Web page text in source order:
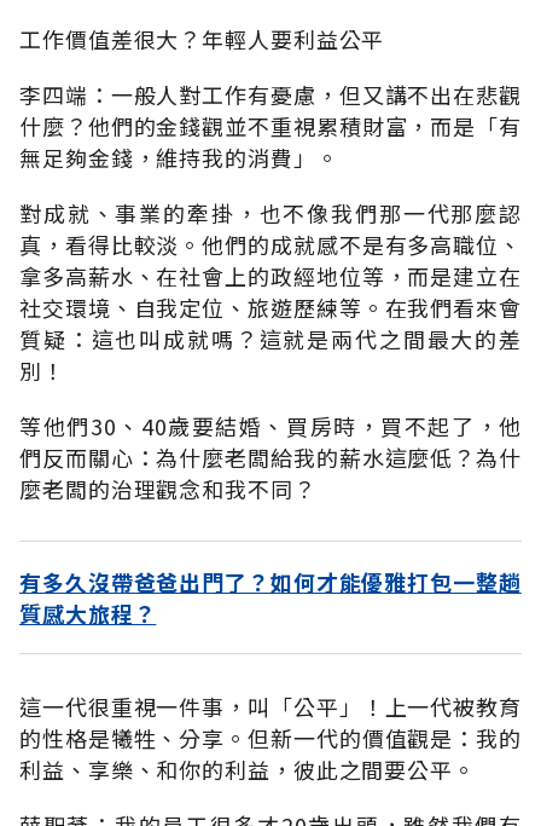
工作價值差很大？年輕人要利益公平
李四端：一般人對工作有憂慮，但又講不出在悲觀
什麼？他們的金錢觀並不重視累積財富，而是「有
無足夠金錢，維持我的消費」。
對成就、事業的牽掛，也不像我們那一代那麼認
真，看得比較淡。他們的成就感不是有多高職位、
拿多高薪水、在社會上的政經地位等，而是建立在
社交環境、自我定位、旅遊歷練等。在我們看來會
質疑：這也叫成就嗎？這就是兩代之間最大的差
別！
等他們30、40歲要結婚、買房時，買不起了，他
們反而關心：為什麼老闆給我的薪水這麼低？為什
麼老闆的治理觀念和我不同？
有多久沒帶爸爸出門了？如何才能優雅打包一整趟
質感大旅程？
這一代很重視一件事，叫「公平」！上一代被教育
的性格是犧牲、分享。但新一代的價值觀是：我的
利益、享樂、和你的利益，彼此之間要公平。